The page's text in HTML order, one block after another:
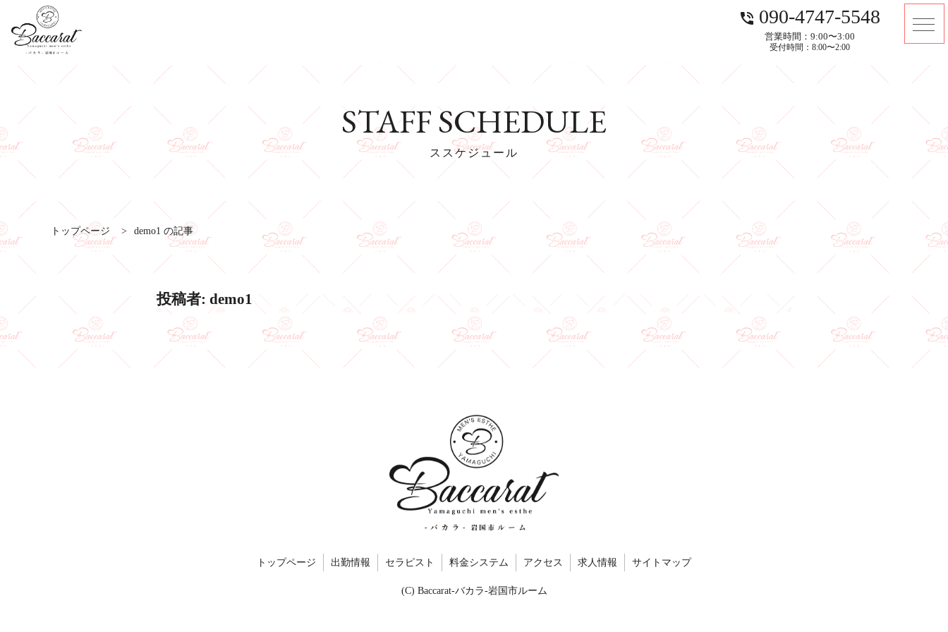
phone_in_talk 090-4747-5548
営業時間：9:00〜3:00
受付時間：8:00〜2:00
ススケジュール
STAFF SCHEDULE
トップページ > demo1 の記事
投稿者: demo1
トップページ 出勤情報 セラピスト 料金システム アクセス 求人情報 サイトマップ
(C) Baccarat-バカラ-岩国市ルーム